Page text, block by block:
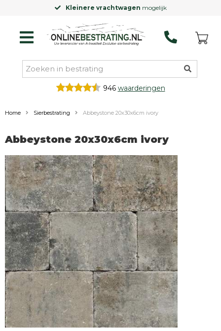
Kleinere vrachtwagen mogelijk
946 waarderingen
Home Sierbestrating Abbeystone 20x30x6cm ivory
Abbeystone 20x30x6cm ivory